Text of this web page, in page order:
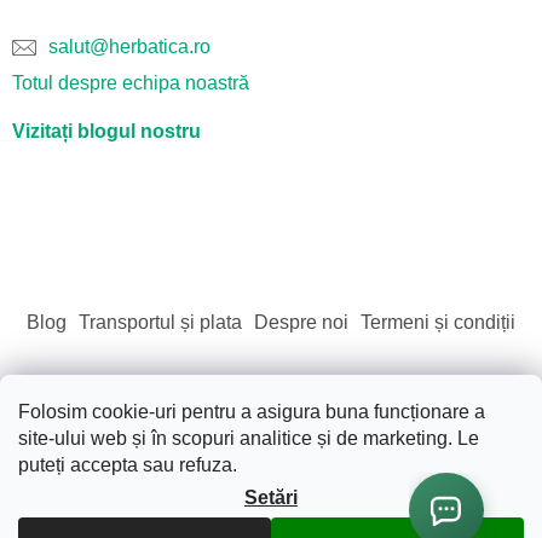
Folosim cookie-uri pentru a asigura buna funcționare a
site-ului web și în scopuri analitice și de marketing. Le
puteți accepta sau refuza.
Setări
salut@herbatica.ro
Totul despre echipa noastră
Vizitați blogul nostru
Blog Transportul și plata Despre noi Termeni și condiții
Creat de Shoptet
Drepturi de autor 2026Sãnãtate. Frumusete. Natura..